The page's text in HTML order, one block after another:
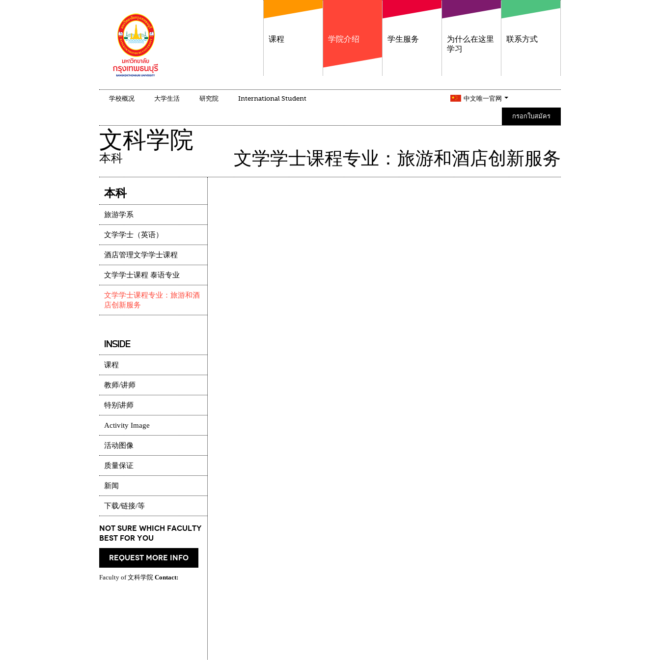
课程 学院介绍 学生服务
为什么在这里
学习
联系方式
学校概况 大学生活 研究院 International Student 中文唯一官网
กรอกใบสมัคร
文科学院
本科 文学学士课程专业：旅游和酒店创新服务
本科
旅游学系
文学学士（英语）
酒店管理文学学士课程
文学学士课程 泰语专业
文学学士课程专业：旅游和酒
店创新服务
INSIDE
课程
教师/讲师
特别讲师
Activity Image
活动图像
质量保证
新闻
下载/链接/等
Not Sure which Faculty
best for you
request more info
Faculty of 文科学院 Contact: